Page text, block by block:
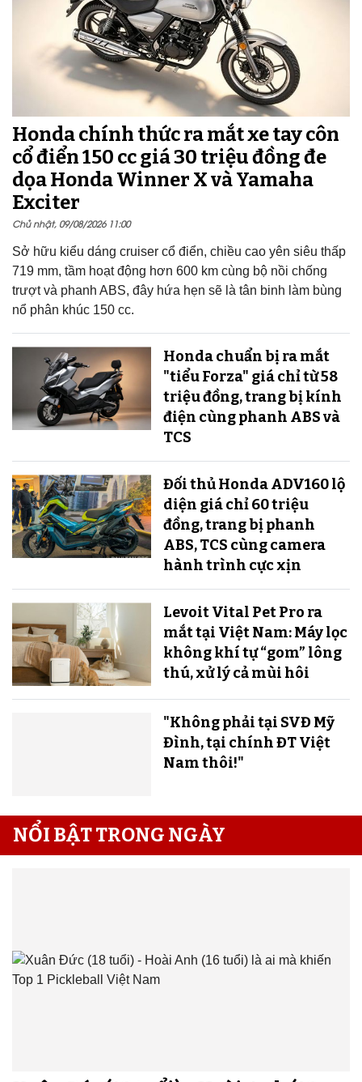
Honda chính thức ra mắt xe tay côn
cổ điển 150 cc giá 30 triệu đồng đe
dọa Honda Winner X và Yamaha
Exciter
Chủ nhật, 09/08/2026 11:00
Sở hữu kiểu dáng cruiser cổ điển, chiều cao yên siêu thấp
719 mm, tầm hoạt động hơn 600 km cùng bộ nồi chống
trượt và phanh ABS, đây hứa hẹn sẽ là tân binh làm bùng
nổ phân khúc 150 cc.
Honda chuẩn bị ra mắt
"tiểu Forza" giá chỉ từ 58
triệu đồng, trang bị kính
điện cùng phanh ABS và
TCS
Đối thủ Honda ADV160 lộ
diện giá chỉ 60 triệu
đồng, trang bị phanh
ABS, TCS cùng camera
hành trình cực xịn
Levoit Vital Pet Pro ra
mắt tại Việt Nam: Máy lọc
không khí tự “gom” lông
thú, xử lý cả mùi hôi
"Không phải tại SVĐ Mỹ
Đình, tại chính ĐT Việt
Nam thôi!"
NỔI BẬT TRONG NGÀY